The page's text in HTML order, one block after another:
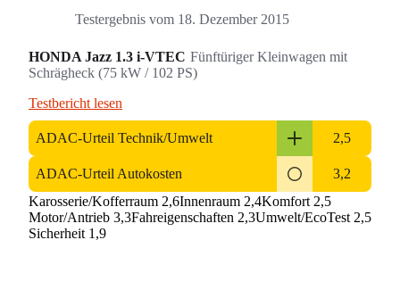
Testergebnis vom 18. Dezember 2015
HONDA Jazz 1.3 i-VTEC Fünftüriger Kleinwagen mit
Schrägheck (75 kW / 102 PS)
Testbericht lesen
ADAC-Urteil Technik/Umwelt 2,5
ADAC-Urteil Autokosten
3,2
Karosserie/Kofferraum 2,6Innenraum 2,4Komfort 2,5
Motor/Antrieb 3,3Fahreigenschaften 2,3Umwelt/EcoTest 2,5
Sicherheit 1,9